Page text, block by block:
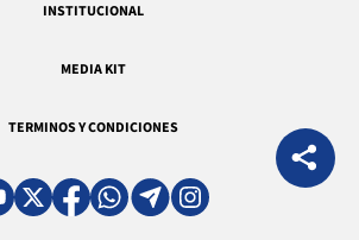
INSTITUCIONAL
MEDIA KIT
TERMINOS Y CONDICIONES